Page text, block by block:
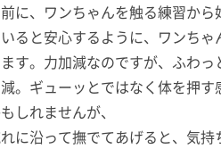
に、ワンちゃんを触る練習から
ると安心するように、ワンちゃ
す。力加減なのですが、ふわっ
。ギューッとではなく体を押す
しれませんが、
に沿って撫でてあげると、気持